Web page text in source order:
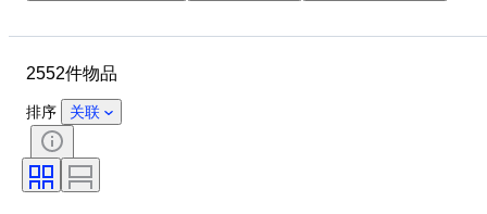
状态
颜色
时代
带配件
2552件物品
排序 关联